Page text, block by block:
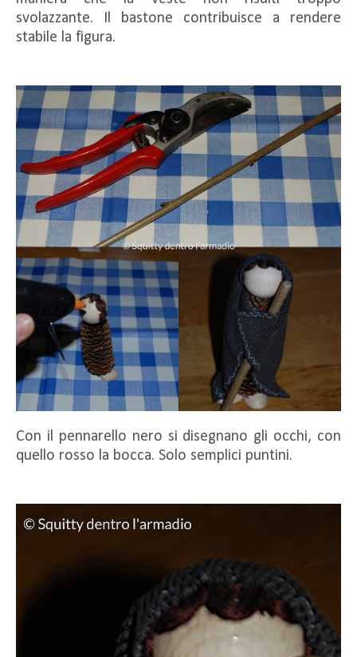
svolazzante. Il bastone contribuisce a rendere
stabile la figura.
Con il pennarello nero si disegnano gli occhi, con
quello rosso la bocca. Solo semplici puntini.